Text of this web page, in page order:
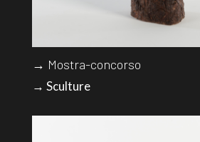
→ Mostra-concorso
→ Sculture